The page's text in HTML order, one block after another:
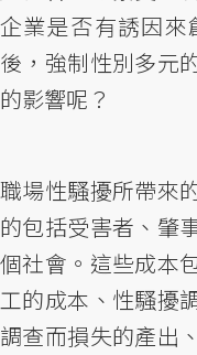
企業是否有誘因
後，強制性別多元
的影響呢？
職場性騷擾所帶來
的包括受害者、肇
個社會。這些成本
工的成本、性騷擾
調查而損失的產出